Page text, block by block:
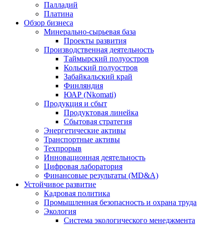
Палладий
Платина
Обзор бизнеса
Минерально-сырьевая база
Проекты развития
Производственная деятельность
Таймырский полуостров
Кольский полуостров
Забайкальский край
Финляндия
ЮАР (Nkomati)
Продукция и сбыт
Продуктовая линейка
Сбытовая стратегия
Энергетические активы
Транспортные активы
Техпрорыв
Инновационная деятельность
Цифровая лаборатория
Финансовые результаты (MD&A)
Устойчивое развитие
Кадровая политика
Промышленная безопасность и охрана труда
Экология
Система экологического менеджмента